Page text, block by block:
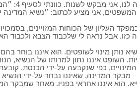
סעיף אחד
המשפטים, אני מציע לכתוב: ״נשיא
העליון של הכוחות המזויינים,
כזו. אבל נראה לי שלכבוד הצבא ולכבוד
נותן מינוי לשופטים. הוא איננו בוחר
השופט איננו נתון למרותו של הנשיא,
כפי שנקבעה על-ידי הכנסת,
המדינה, שאיננו נבחר על-ידי הנשיא
הוא איננו אחראי בפניו. מאחר שמבקר